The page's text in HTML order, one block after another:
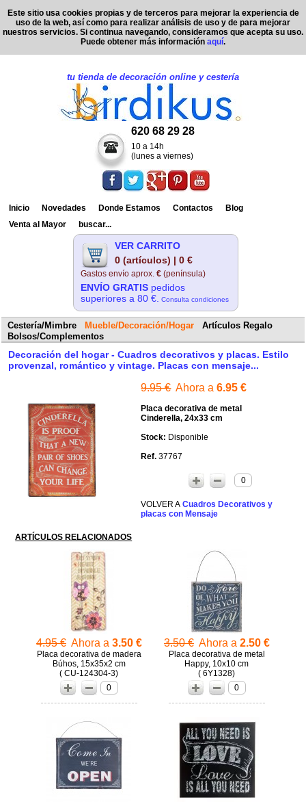
tu tienda de decoración online y cestería
620 68 29 28
10 a 14h
(lunes a viernes)
Inicio Novedades Donde Estamos Contactos
Blog
Venta al Mayor
buscar...
VER CARRITO
0 (artículos) | 0 €
Gastos envío aprox. € (península)
ENVÍO GRATIS pedidos
superiores a 80 €.
Consulta condiciones
Cestería/Mimbre Mueble/Decoración/Hogar
Artículos Regalo
Bolsos/Complementos
Decoración del hogar - Cuadros decorativos y placas. Estilo
provenzal, romántico y vintage. Placas con mensaje...
9.95 €Ahora a6.95 €
Placa decorativa de metal
Cinderella, 24x33 cm
Disponible
37767
0
Cuadros Decorativos y
placas con Mensaje
ARTÍCULOS RELACIONADOS
4.95 €Ahora a 3.50 €
Placa decorativa de madera
Búhos, 15x35x2 cm
( CU-124304-3)
0
3.50 €Ahora a 2.50 €
Placa decorativa de metal
Happy, 10x10 cm
( 6Y1328)
0
Este sitio usa cookies propias y de terceros para mejorar la experiencia de
uso de la web, así como para realizar análisis de uso y de para mejorar
nuestros servicios. Si continua navegando, consideramos que acepta su uso.
Puede obtener más información aquí.